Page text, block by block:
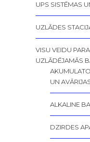
UPS SISTĒMAS
UZLĀDES
VISU VEIDU
UZLĀDĒJAMĀS
UN
ALKALINE
DZIRDES